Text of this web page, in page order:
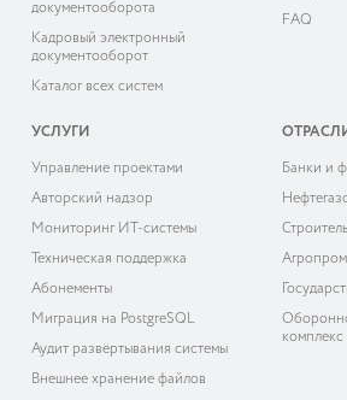
документооборота
Кадровый электронный
документооборот
Каталог всех систем
FAQ
УСЛУГИ
Управление проектами
Авторский надзор
Мониторинг ИТ-системы
Техническая поддержка
Абонементы
Миграция на PostgreSQL
Аудит развёртывания системы
Внешнее хранение файлов
Банки и
комплекс